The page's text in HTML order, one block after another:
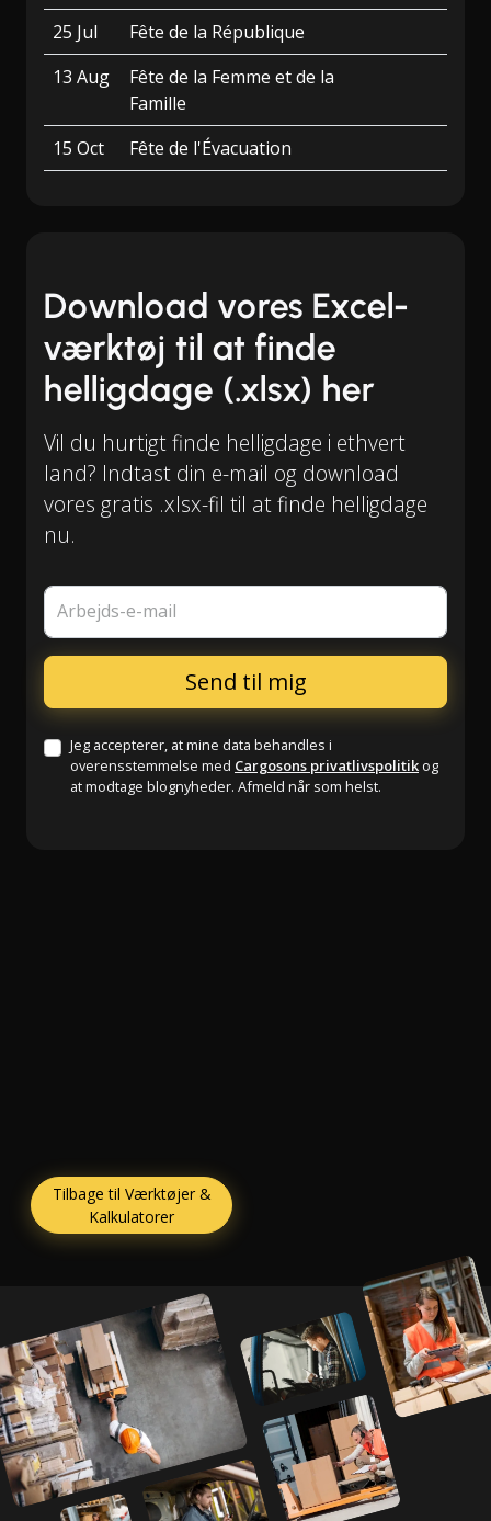
25 Jul
Fête de la République
13 Aug
Fête de la Femme et de la
Famille
15 Oct
Fête de l'Évacuation
Download vores Excel-
værktøj til at finde
helligdage (.xlsx) her
Vil du hurtigt finde helligdage i ethvert
land? Indtast din e-mail og download
vores gratis .xlsx-fil til at finde helligdage
nu.
Arbejds-e-mail
Jeg accepterer, at mine data behandles i
overensstemmelse med Cargosons privatlivspolitik og
at modtage blognyheder. Afmeld når som helst.
Tilbage til Værktøjer &
Kalkulatorer